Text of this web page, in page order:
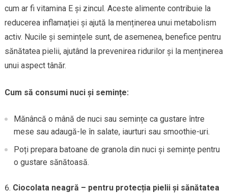
cum ar fi vitamina E și zincul. Aceste alimente contribuie la
reducerea inflamației și ajută la menținerea unui metabolism
activ. Nucile și semințele sunt, de asemenea, benefice pentru
sănătatea pielii, ajutând la prevenirea ridurilor și la menținerea
unui aspect tânăr.
Cum să consumi nuci și semințe:
Mănâncă o mână de nuci sau semințe ca gustare între
mese sau adaugă-le în salate, iaurturi sau smoothie-uri.
Poți prepara batoane de granola din nuci și semințe pentru
o gustare sănătoasă.
Ciocolata neagră – pentru protecția pielii și sănătatea